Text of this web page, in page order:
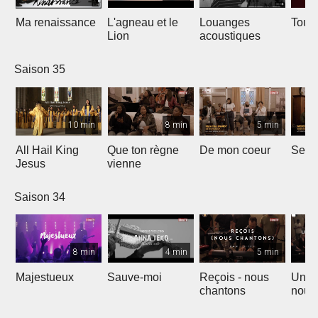
Ma renaissance
L'agneau et le
Lion
Louanges
acoustiques
Tout
Saison 35
10 min
All Hail King
Jesus
8 min
Que ton règne
vienne
5 min
De mon coeur
Saison 34
8 min
Majestueux
4 min
Sauve-moi
5 min
Reçois - nous
chantons
Un